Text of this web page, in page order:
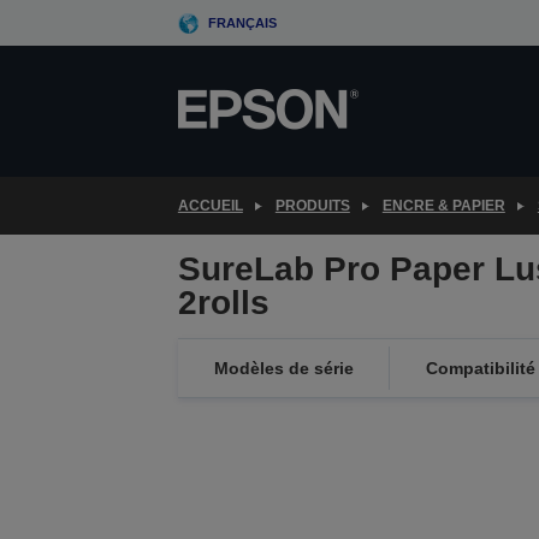
to
FRANÇAIS
ACCUEIL PRODUITS ENCRE & PAPIER
SureLab Pro Paper
2rolls
Modèles de série Compatibilité